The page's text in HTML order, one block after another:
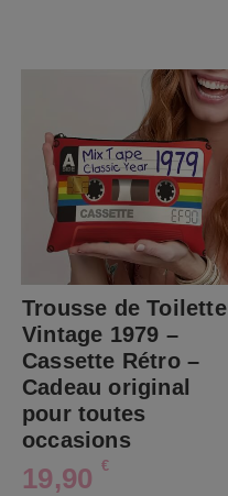
Trousse de Toilette
Vintage 1979 –
Cassette Rétro –
Cadeau original
pour toutes
occasions
19,90 €